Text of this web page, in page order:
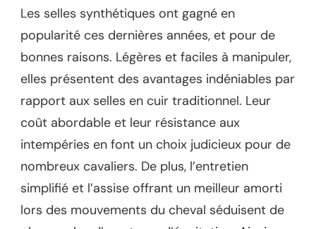
Les selles synthétiques ont gagné en
popularité ces dernières années, et pour de
bonnes raisons. Légères et faciles à manipuler,
elles présentent des avantages indéniables par
rapport aux selles en cuir traditionnel. Leur
coût abordable et leur résistance aux
intempéries en font un choix judicieux pour de
nombreux cavaliers. De plus, l’entretien
simplifié et l’assise offrant un meilleur amorti
lors des mouvements du cheval séduisent de